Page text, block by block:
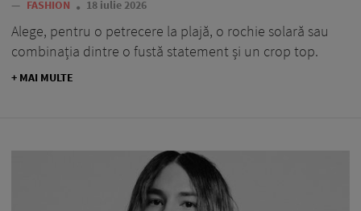
— FASHION 18 iulie 2026
Alege, pentru o petrecere la plajă, o rochie solară sau
combinația dintre o fustă statement și un crop top.
+ MAI MULTE